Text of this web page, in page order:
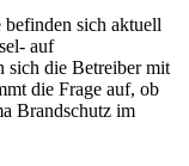
sich aktuell
auf
sich die Betreiber mit
die Frage auf, ob
Brandschutz im